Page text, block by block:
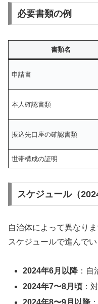
必要書類の例
書類名
申請書
本人確認書類
振込先口座の確認書類
世帯構成の証明
スケジュール（
自治体によって異なり
スケジュールで進んでい
2024年6月以降 ：
2024年7〜8月頃 ：